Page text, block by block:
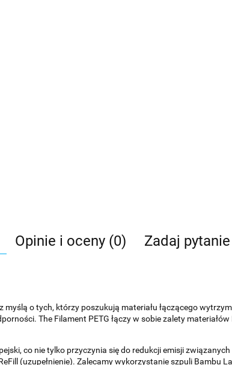
Opinie i oceny (0) Zadaj pytanie
o tych, którzy poszukują materiału łączącego
The Filament PETG łączy w sobie zalety
co nie tylko przyczynia się do redukcji emisji
(uzupełnienie). Zalecamy wykorzystanie szpuli Bambu